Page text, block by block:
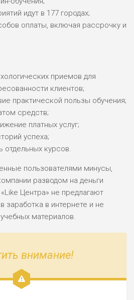
идут в 177 городах;
оплаты, включая рассрочку и
приемов для
клиентов;
практической пользы обучения;
средств;
платных услуг;
успеха;
отдельных курсов.
пользователями минусы,
разводом на деньги
Центра» не предлагают
заработка в интернете и не
материалов.
внимание!